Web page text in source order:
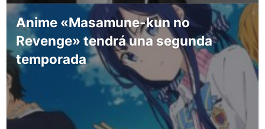
Anime «Masamune-kun no
Revenge» tendrá una segunda
temporada